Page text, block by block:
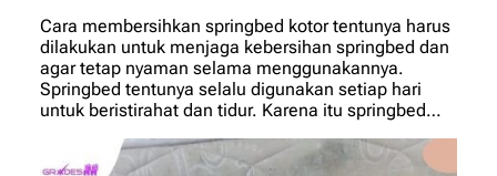
Cara membersihkan springbed kotor tentunya harus
dilakukan untuk menjaga kebersihan springbed dan
agar tetap nyaman selama menggunakannya.
Springbed tentunya selalu digunakan setiap hari
untuk beristirahat dan tidur. Karena itu springbed…